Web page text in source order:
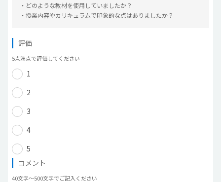
・どのような教材を使用していましたか？
・授業内容やカリキュラムで印象的な点はありましたか？
評価
5点満点で評価してください
1
2
3
4
5
コメント
40文字〜500文字でご記入ください